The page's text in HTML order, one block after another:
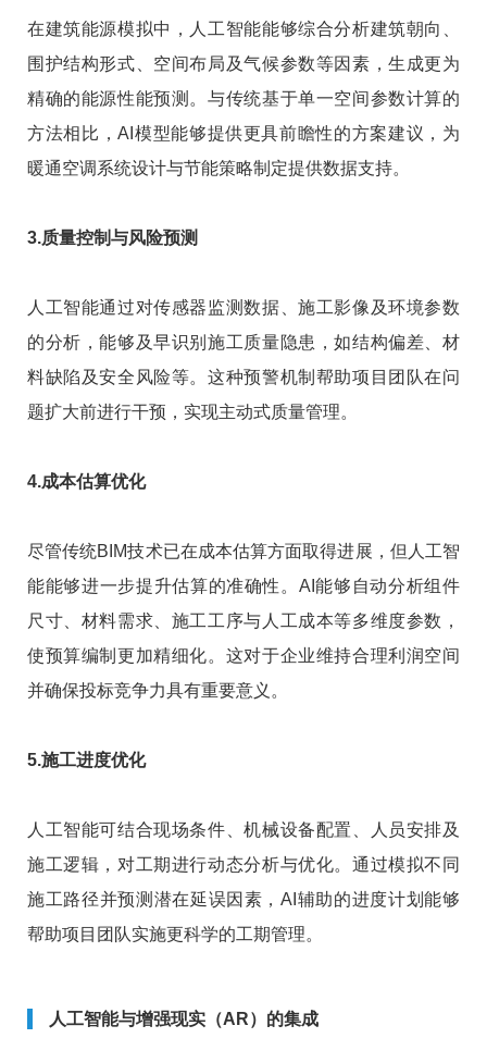
在建筑能源模拟中，人工智能能够综合分析建筑朝向、
围护结构形式、空间布局及气候参数等因素，生成更为
精确的能源性能预测。与传统基于单一空间参数计算的
方法相比，AI模型能够提供更具前瞻性的方案建议，为
暖通空调系统设计与节能策略制定提供数据支持。
3.质量控制与风险预测
人工智能通过对传感器监测数据、施工影像及环境参数
的分析，能够及早识别施工质量隐患，如结构偏差、材
料缺陷及安全风险等。这种预警机制帮助项目团队在问
题扩大前进行干预，实现主动式质量管理。
4.成本估算优化
尽管传统BIM技术已在成本估算方面取得进展，但人工智
能能够进一步提升估算的准确性。AI能够自动分析组件
尺寸、材料需求、施工工序与人工成本等多维度参数，
使预算编制更加精细化。这对于企业维持合理利润空间
并确保投标竞争力具有重要意义。
5.施工进度优化
人工智能可结合现场条件、机械设备配置、人员安排及
施工逻辑，对工期进行动态分析与优化。通过模拟不同
施工路径并预测潜在延误因素，AI辅助的进度计划能够
帮助项目团队实施更科学的工期管理。
人工智能与增强现实（AR）的集成